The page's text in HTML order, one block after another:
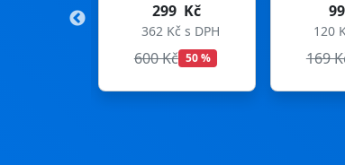
299 Kč
362 Kč s DPH 120 Kč s DPH
169 Kč